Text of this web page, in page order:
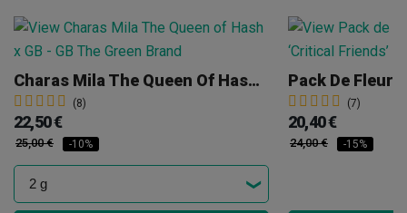
Charas Mila The Queen Of Hash X GB
(8)
22,50 €
25,00 € -10%
(7)
20,40 €
24,00 € -15%